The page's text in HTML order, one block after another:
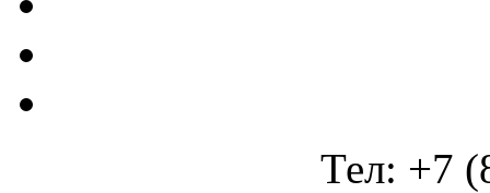
Тел: +7